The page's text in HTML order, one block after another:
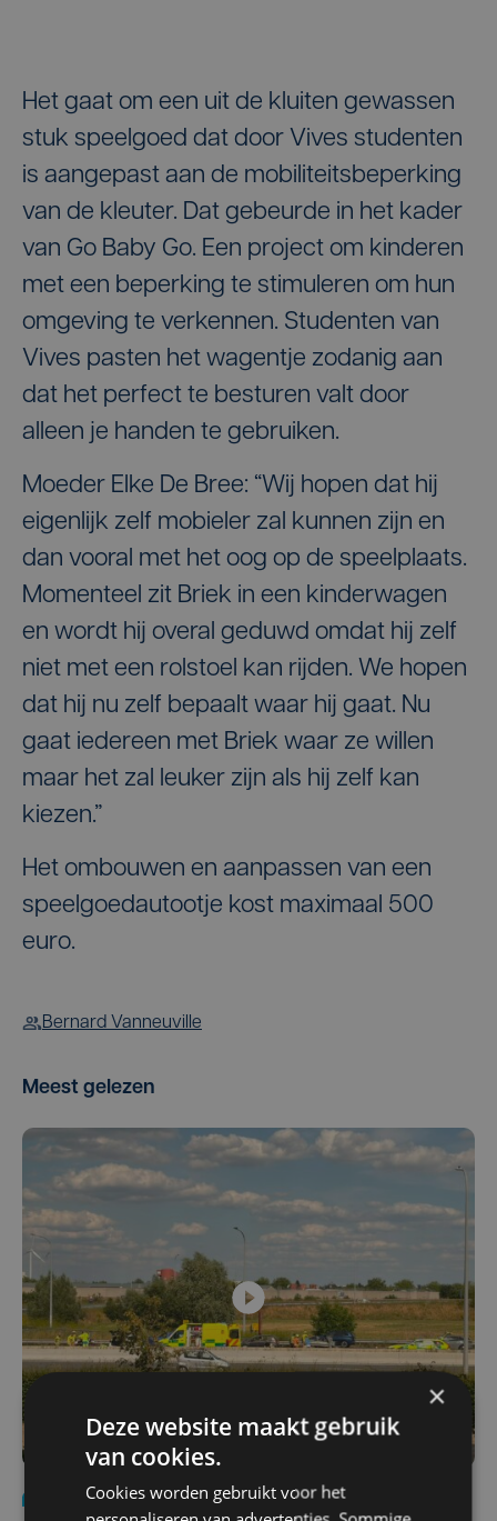
Het gaat om een uit de kluiten gewassen
stuk speelgoed dat door Vives studenten
is aangepast aan de mobiliteitsbeperking
van de kleuter. Dat gebeurde in het kader
van Go Baby Go. Een project om kinderen
met een beperking te stimuleren om hun
omgeving te verkennen. Studenten van
Vives pasten het wagentje zodanig aan
dat het perfect te besturen valt door
alleen je handen te gebruiken.
Moeder Elke De Bree: “Wij hopen dat hij
eigenlijk zelf mobieler zal kunnen zijn en
dan vooral met het oog op de speelplaats.
Momenteel zit Briek in een kinderwagen
en wordt hij overal geduwd omdat hij zelf
niet met een rolstoel kan rijden. We hopen
dat hij nu zelf bepaalt waar hij gaat. Nu
gaat iedereen met Briek waar ze willen
maar het zal leuker zijn als hij zelf kan
kiezen.”
Het ombouwen en aanpassen van een
speelgoedautootje kost maximaal 500
euro.
Bernard Vanneuville
Meest gelezen
Nieuws Update
za 1 augustus | 17:21
×
Deze website maakt gebruik
van cookies.
Cookies worden gebruikt voor het